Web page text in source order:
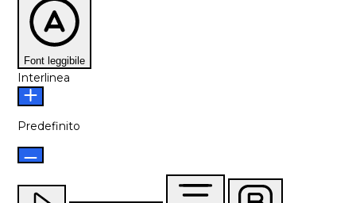
Font leggibile
Interlinea
Predefinito